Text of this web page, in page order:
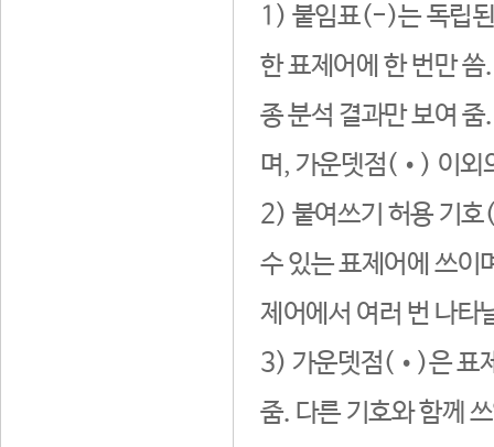
1) 붙임표(-)는 독립된
한 표제어에 한 번만
종 분석 결과만 보여
며, 가운뎃점(•) 이외
2) 붙여쓰기 허용 기호
수 있는 표제어에 쓰이
제어에서 여러 번 나타
3) 가운뎃점(•)은 표
줌. 다른 기호와 함께